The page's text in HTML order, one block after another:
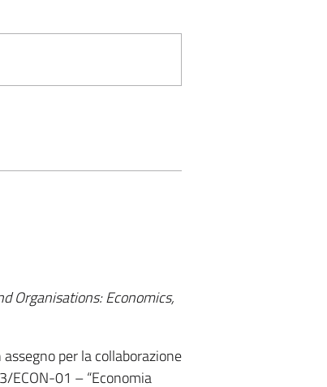
Organisations: Economics,
per la collaborazione
ECON-01 – “Economia